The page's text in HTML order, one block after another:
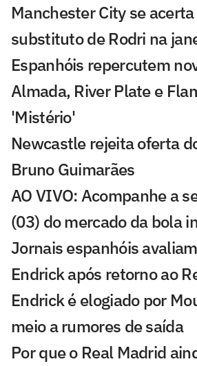
Manchester City se
substituto de Rodri na
Espanhóis repercutem
Almada, River Plate e
'Mistério'
Newcastle rejeita oferta
Bruno Guimarães
AO VIVO: Acompanhe a
(03) do mercado da bola
Jornais espanhóis
Endrick após retorno ao
Endrick é elogiado por
meio a rumores de saída
Por que o Real Madrid